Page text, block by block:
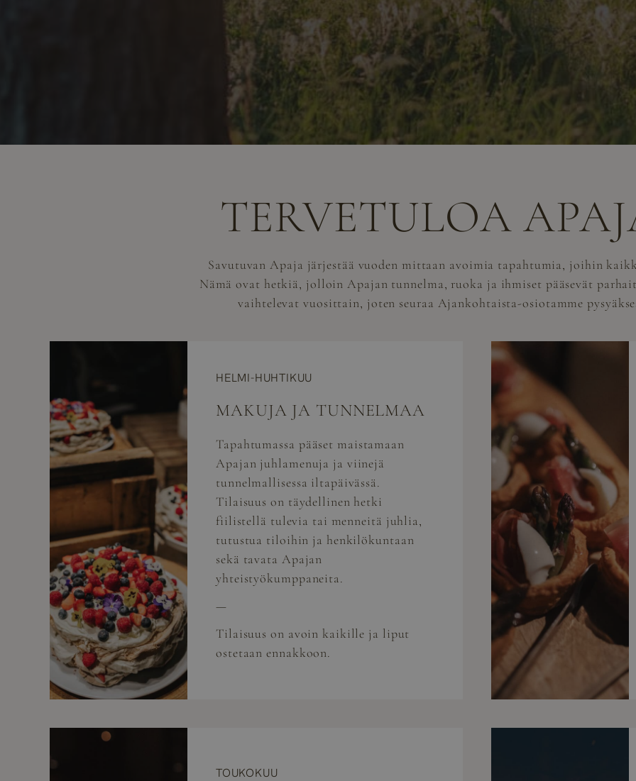
TERVETULOA
Savutuvan Apaja järjestää vuoden mittaan avoimia tapahtumia, joihin
Nämä ovat hetkiä, jolloin Apajan tunnelma, ruoka ja ihmiset pääsevät
vaihtelevat vuosittain, joten seuraa Ajankohtaista-osiotamme
HELMI-HUHTIKUU
MAKUJA JA TUNNELMAA
Tapahtumassa pääset maistamaan
Apajan juhlamenuja ja viinejä
tunnelmallisessa iltapäivässä.
Tilaisuus on täydellinen hetki
fiilistellä tulevia tai menneitä juhlia,
tutustua tiloihin ja henkilökuntaan
sekä tavata Apajan
yhteistyökumppaneita.
—
Tilaisuus on avoin kaikille ja liput
ostetaan ennakkoon.
TOUKOKUU